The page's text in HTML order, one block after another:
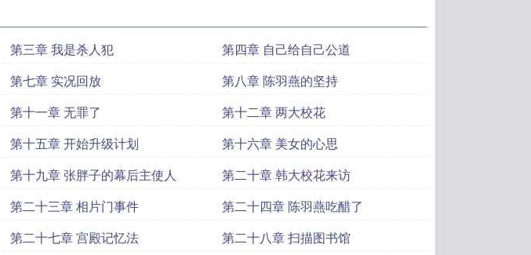
第三章 我是杀人犯
第四章 自己给自己公道
第七章 实况回放
第八章 陈羽燕的坚持
第十一章 无罪了
第十二章 两大校花
第十五章 开始升级计划
第十六章 美女的心思
第十九章 张胖子的幕后主使人
第二十章 韩大校花来访
第二十三章 相片门事件
第二十四章 陈羽燕吃醋了
第二十七章 宫殿记忆法
第二十八章 扫描图书馆